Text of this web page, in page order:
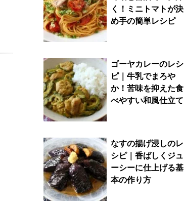
く！ミニトマトが決
め手の簡単レシピ
ゴーヤカレーのレシ
ピ｜牛乳でまろや
か！苦味を抑えた食
べやすい和風仕立て
なすの揚げ浸しのレ
シピ｜香ばしくジュ
ーシーに仕上げる基
本の作り方